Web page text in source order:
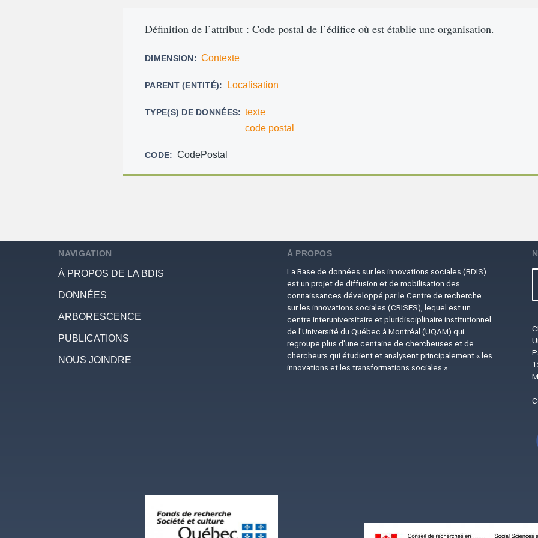
Définition de l’attribut : Code postal de l’édifice où est établie une organisation.
DIMENSION Contexte
PARENT (ENTITÉ) Localisation
TYPE(S) DE DONNÉES
texte
code postal
CODE CodePostal
NAVIGATION
À PROPOS DE LA BDIS
DONNÉES
ARBORESCENCE
PUBLICATIONS
NOUS JOINDRE
À PROPOS
La Base de données sur les innovations sociales (BDIS)
est un projet de diffusion et de mobilisation des
connaissances développé par le Centre de recherche
sur les innovations sociales (CRISES), lequel est un
centre interuniversitaire et pluridisciplinaire institutionnel
de l'Université du Québec à Montréal (UQAM) qui
regroupe plus d'une centaine de chercheuses et de
chercheurs qui étudient et analysent principalement « les
innovations et les transformations sociales ».
Image